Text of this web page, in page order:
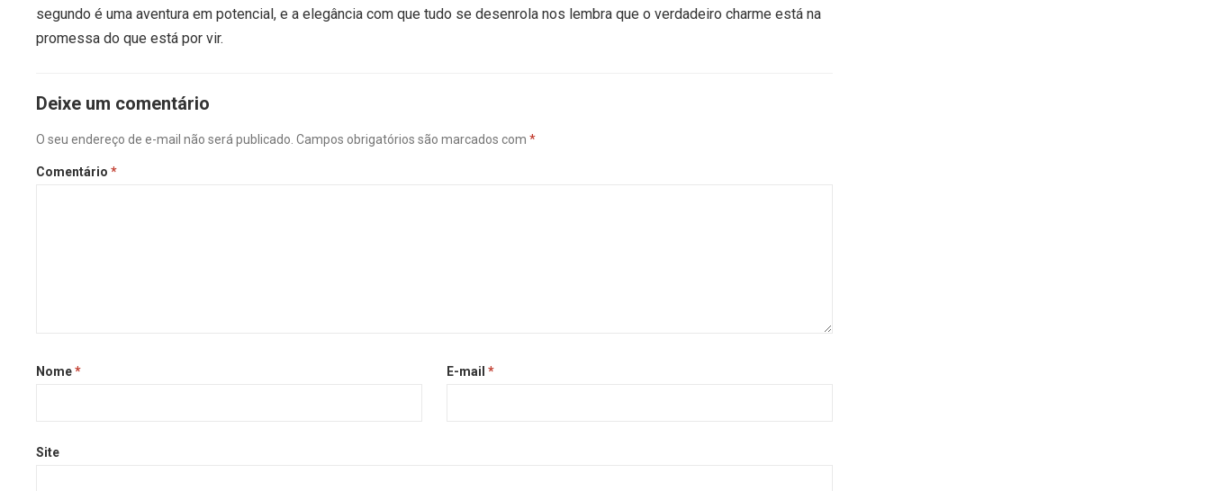
segundo é uma aventura em potencial, e a elegância com que tudo se desenrola nos lembra que o verdadeiro charme está na
promessa do que está por vir.
Deixe um comentário
O seu endereço de e-mail não será publicado. Campos obrigatórios são marcados com*
Comentário*
Nome* E-mail *
Site